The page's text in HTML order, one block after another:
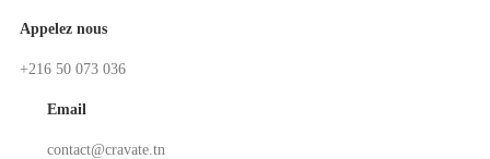
Appelez nous
+216 50 073 036
Email
contact@cravate.tn